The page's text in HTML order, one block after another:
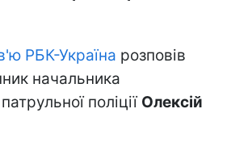
РБК-Україна розповів
начальника
поліції Олексій